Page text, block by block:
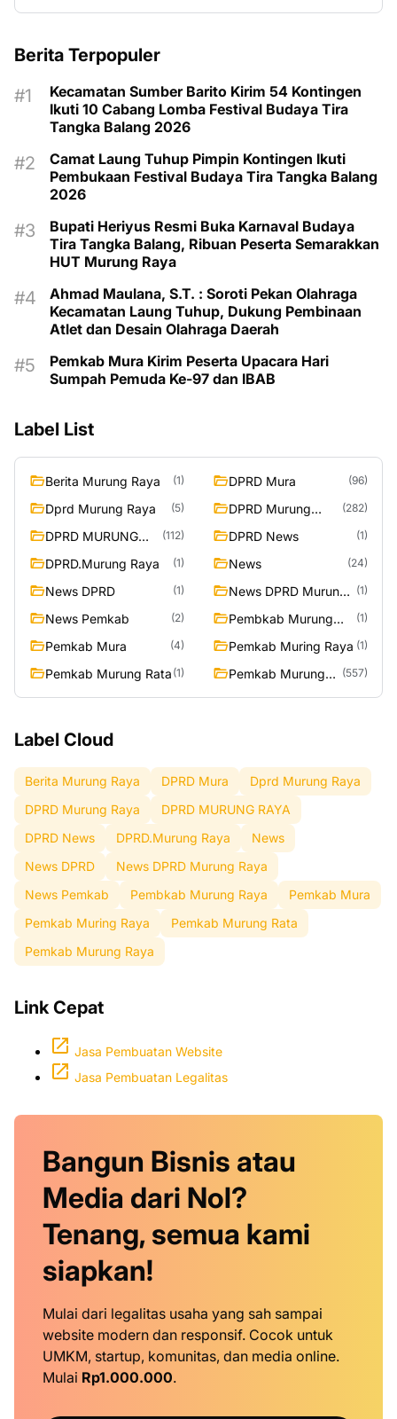
Berita Terpopuler
Kecamatan Sumber Barito Kirim 54 Kontingen
Ikuti 10 Cabang Lomba Festival Budaya Tira
Tangka Balang 2026
Camat Laung Tuhup Pimpin Kontingen Ikuti
Pembukaan Festival Budaya Tira Tangka Balang
2026
Bupati Heriyus Resmi Buka Karnaval Budaya
Tira Tangka Balang, Ribuan Peserta Semarakkan
HUT Murung Raya
Ahmad Maulana, S.T. : Soroti Pekan Olahraga
Kecamatan Laung Tuhup, Dukung Pembinaan
Atlet dan Desain Olahraga Daerah
Pemkab Mura Kirim Peserta Upacara Hari
Sumpah Pemuda Ke-97 dan IBAB
Label List
Berita Murung Raya (1) DPRD Mura (96)
Dprd Murung Raya (5)
DPRD Murung
(282)
DPRD MURUNG
(112) DPRD News (1)
DPRD.Murung Raya (1) News (24)
News DPRD (1)
News DPRD Murung
(1)
News Pemkab (2)
Pembkab Murung
(1)
Pemkab Mura (4) Pemkab Muring Raya (1)
Pemkab Murung Rata (1)
Pemkab Murung
(557)
Label Cloud
Berita Murung Raya DPRD Mura
Dprd Murung Raya
DPRD Murung Raya
DPRD MURUNG RAYA
DPRD News
DPRD.Murung Raya
News
News DPRD
News DPRD Murung Raya
News Pemkab
Pembkab Murung Raya
Pemkab Mura
Pemkab Muring Raya
Pemkab Murung Rata
Pemkab Murung Raya
Link Cepat
Jasa Pembuatan Website
Jasa Pembuatan Legalitas
Bangun Bisnis atau
Media dari Nol?
Tenang, semua kami
siapkan!
Mulai dari legalitas usaha yang sah sampai
website modern dan responsif. Cocok untuk
UMKM, startup, komunitas, dan media online.
Mulai Rp1.000.000.